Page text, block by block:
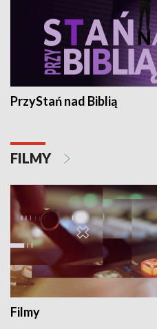
PrzyStań nad Biblią
FILMY
Filmy